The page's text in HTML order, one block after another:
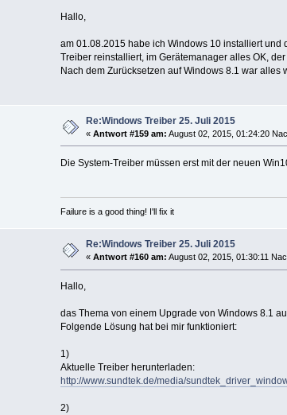
Hallo,
am 01.08.2015 habe ich Windows 10 installiert und
Treiber reinstalliert, im Gerätemanager alles OK,
Nach dem Zurücksetzen auf Windows 8.1 war alles
Re:Windows Treiber 25. Juli 2015
«Antwort #159 am: August 02, 2015, 01:24:20
Die System-Treiber müssen erst mit der neuen
Failure is a good thing! I'll fix it
Re:Windows Treiber 25. Juli 2015
«Antwort #160 am: August 02, 2015, 01:30:11
Hallo,
das Thema von einem Upgrade von Windows 8.1
Folgende Lösung hat bei mir funktioniert:
1)
Aktuelle Treiber herunterladen:
http://www.sundtek.de/media/
2)